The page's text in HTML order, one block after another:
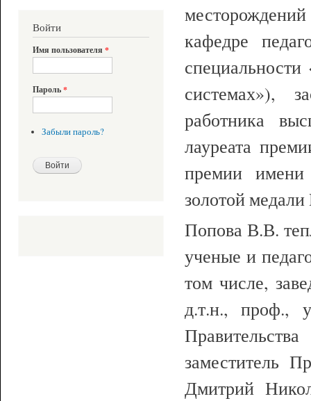
Войти
Имя пользователя *
Пароль*
Забыли пароль?
кафедре
системах»),
работника
лауреата
премии
золотой
Попова В.В.
ученые и
том числе,
д.т.н., проф.,
заместитель
Дмитрий